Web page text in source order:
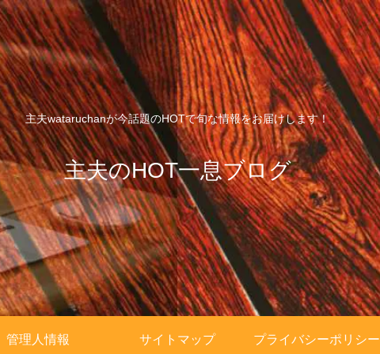
主夫wataruchanが今話題のHOTで旬な情報をお届けします！
主夫のHOT一息ブログ
管理人情報 サイトマップ プライバシーポリシー